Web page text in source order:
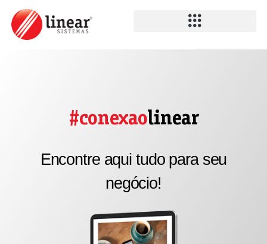
#conexaolinear
Encontre aqui tudo para seu
negócio!